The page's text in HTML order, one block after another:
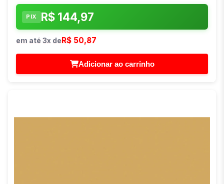
PIX R$ 144,97
em até 3x de R$ 50,87
Adicionar ao carrinho